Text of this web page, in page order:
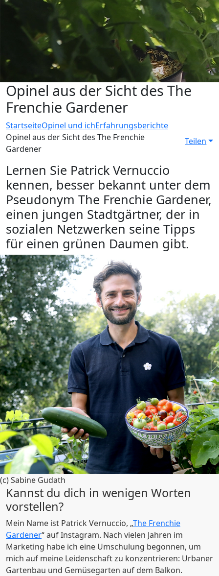
Opinel aus der Sicht des The
Frenchie Gardener
StartseiteOpinel und ichErfahrungsberichte
Opinel aus der Sicht des The Frenchie
Gardener
Teilen
Lernen Sie Patrick Vernuccio
kennen, besser bekannt unter dem
Pseudonym The Frenchie Gardener,
einen jungen Stadtgärtner, der in
sozialen Netzwerken seine Tipps
für einen grünen Daumen gibt.
(c) Sabine Gudath
Kannst du dich in wenigen Worten
vorstellen?
Mein Name ist Patrick Vernuccio, „The Frenchie
Gardener“ auf Instagram. Nach vielen Jahren im
Marketing habe ich eine Umschulung begonnen, um
mich auf meine Leidenschaft zu konzentrieren: Urbaner
Gartenbau und Gemüsegarten auf dem Balkon.